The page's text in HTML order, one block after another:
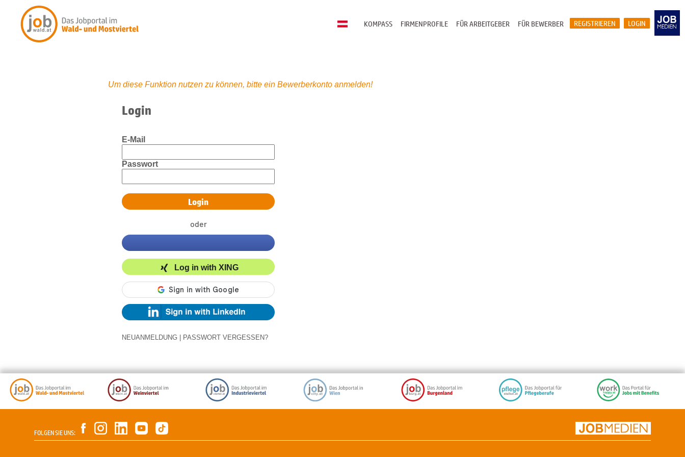
LOGIN
REGISTRIEREN
FÜR BEWERBER
FÜR ARBEITGEBER
FIRMENPROFILE
KOMPASS
Um diese Funktion nutzen zu können, bitte ein Bewerberkonto anmelden!
Login
E-Mail
Passwort
oder
Log in with XING
NEUANMELDUNG PASSWORT VERGESSEN?
FOLGEN SIE UNS: